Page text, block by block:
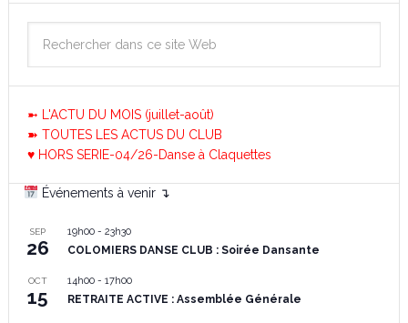
➼ L'ACTU DU MOIS (juillet-août)
➽ TOUTES LES ACTUS DU CLUB
♥ HORS SERIE-04/26-Danse à Claquettes
Événements à venir ↴
SEP
26
19h00- 23h30
COLOMIERS DANSE CLUB : Soirée Dansante
OCT
15
14h00- 17h00
RETRAITE ACTIVE : Assemblée Générale